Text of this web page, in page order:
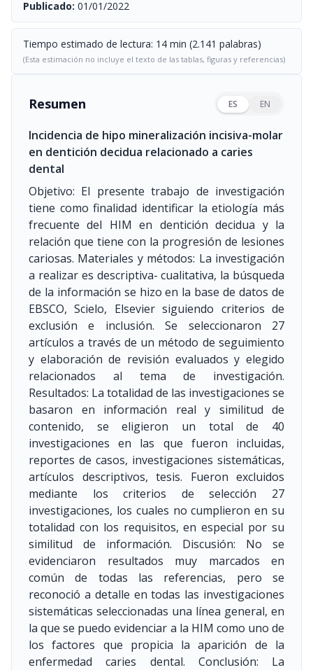
Publicado: 01/01/2022
Tiempo estimado de lectura: 14 min (2.141 palabras)
(Esta estimación no incluye el texto de las tablas, figuras y referencias)
Resumen ES EN
Incidencia de hipo mineralización incisiva-molar
en dentición decidua relacionado a caries
dental
Objetivo: El presente trabajo de investigación
tiene como finalidad identificar la etiología más
frecuente del HIM en dentición decidua y la
relación que tiene con la progresión de lesiones
cariosas. Materiales y métodos: La investigación
a realizar es descriptiva- cualitativa, la búsqueda
de la información se hizo en la base de datos de
EBSCO, Scielo, Elsevier siguiendo criterios de
exclusión e inclusión. Se seleccionaron 27
artículos a través de un método de seguimiento
y elaboración de revisión evaluados y elegido
relacionados al tema de investigación.
Resultados: La totalidad de las investigaciones se
basaron en información real y similitud de
contenido, se eligieron un total de 40
investigaciones en las que fueron incluidas,
reportes de casos, investigaciones sistemáticas,
artículos descriptivos, tesis. Fueron excluidos
mediante los criterios de selección 27
investigaciones, los cuales no cumplieron en su
totalidad con los requisitos, en especial por su
similitud de información. Discusión: No se
evidenciaron resultados muy marcados en
común de todas las referencias, pero se
reconoció a detalle en todas las investigaciones
sistemáticas seleccionadas una línea general, en
la que se puedo evidenciar a la HIM como uno de
los factores que propicia la aparición de la
enfermedad caries dental. Conclusión: La